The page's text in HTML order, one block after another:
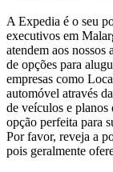
A Expedia é o seu
executivos em
atendem aos
de opções para
empresas como
automóvel através
de veículos e planos
opção perfeita para
Por favor, reveja a
pois geralmente